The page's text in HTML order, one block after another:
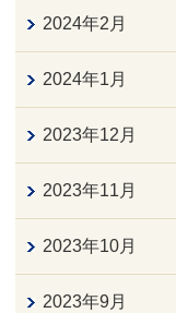
2024年2月
2024年1月
2023年12月
2023年11月
2023年10月
2023年9月